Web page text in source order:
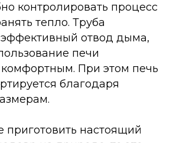
контролировать процесс
тепло. Труба
эффективный отвод дыма,
печи
При этом печь
благодаря
приготовить настоящий